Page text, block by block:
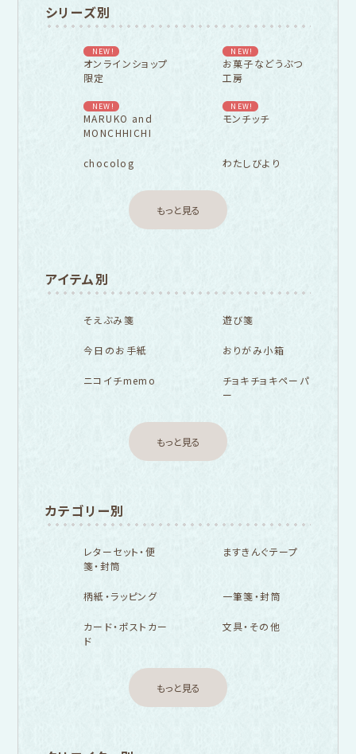
シリーズ別
NEW!
オンラインショップ
限定
NEW!
お菓子などうぶつ
工房
NEW!
MARUKO and
MONCHHICHI
NEW!
モンチッチ
chocolog わたしびより
もっと見る
アイテム別
そえぶみ箋 遊び箋
今日のお手紙 おりがみ小箱
ニコイチmemo
チョキチョキペーパ
ー
もっと見る
カテゴリー別
レターセット・便
箋・封筒
ますきんぐテープ
柄紙・ラッピング 一筆箋・封筒
カード・ポストカー
ド
文具・その他
もっと見る